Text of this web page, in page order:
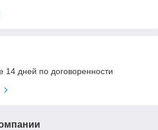
14 дней по договоренности